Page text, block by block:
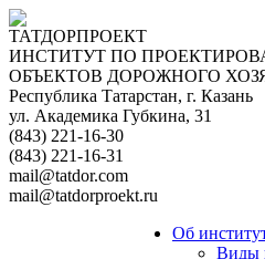
ТАТДОРПРОЕКТ
ИНСТИТУТ ПО
ОБЪЕКТОВ ДОРОЖНОГО
Республика Татарстан, г. Казань
ул. Академика Губкина, 31
(843) 221-16-30
(843) 221-16-31
mail@tatdor.com
mail@tatdorproekt.ru
Об
Виды